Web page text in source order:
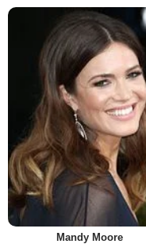
Mandy Moore